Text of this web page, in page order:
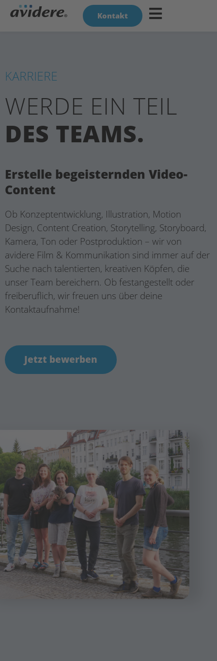
Kontakt
KARRIERE
WERDE EIN TEIL
DES TEAMS.
Erstelle begeisternden Video-
Content
Ob Konzeptentwicklung, Illustration, Motion
Design, Content Creation, Storytelling, Storyboard,
Kamera, Ton oder Postproduktion – wir von
avidere Film & Kommunikation sind immer auf der
Suche nach talentierten, kreativen Köpfen, die
unser Team bereichern. Ob festangestellt oder
freiberuflich, wir freuen uns über deine
Kontaktaufnahme!
Jetzt bewerben